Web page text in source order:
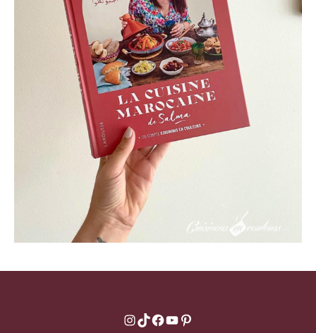
Instagram
TikTok
Facebook
YouTube
Pinterest